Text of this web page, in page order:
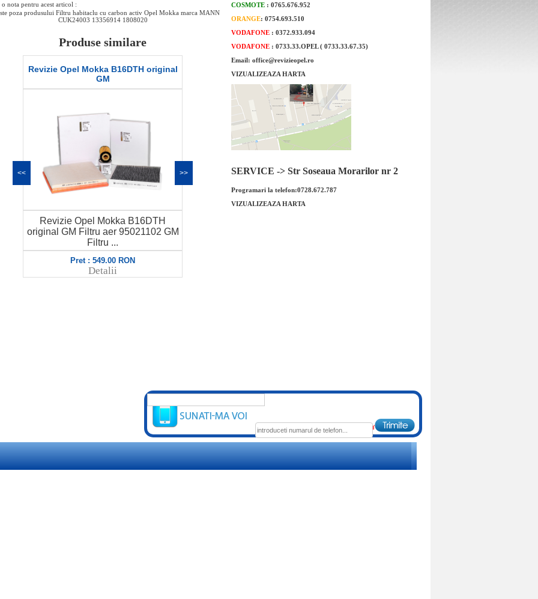
o nota pentru acest articol :
poza produsului Filtru habitaclu cu carbon activ Opel Mokka marca MANN
CUK24003 13356914 1808020
Produse similare
Revizie Opel Mokka B16DTH original
GM
Revizie Opel Mokka B16DTH
original GM Filtru aer 95021102 GM
Filtru ...
Pret : 549.00 RON
Detalii
<< >>
COSMOTE : 0765.676.952
ORANGE: 0754.693.510
VODAFONE : 0372.933.094
VODAFONE : 0733.33.OPEL ( 0733.33.67.35)
Email: office@revizieopel.ro
VIZUALIZEAZA HARTA
SERVICE -> Str Soseaua Morarilor nr 2
Programari la telefon:0728.672.787
VIZUALIZEAZA HARTA